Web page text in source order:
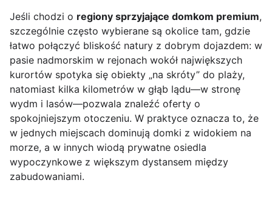
Jeśli chodzi o regiony sprzyjające domkom premium,
szczególnie często wybierane są okolice tam, gdzie
łatwo połączyć bliskość natury z dobrym dojazdem: w
pasie nadmorskim w rejonach wokół największych
kurortów spotyka się obiekty „na skróty” do plaży,
natomiast kilka kilometrów w głąb lądu—w stronę
wydm i lasów—pozwala znaleźć oferty o
spokojniejszym otoczeniu. W praktyce oznacza to, że
w jednych miejscach dominują domki z widokiem na
morze, a w innych wiodą prywatne osiedla
wypoczynkowe z większym dystansem między
zabudowaniami.